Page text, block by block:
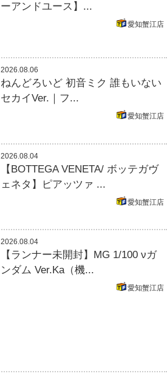
ーアンドユース】...
愛知蟹江店
2026.08.06
ねんどろいど 初音ミク 誰もいない
セカイVer.｜フ...
愛知蟹江店
2026.08.04
【BOTTEGA VENETA/ ボッテガヴ
ェネタ】ピアッツァ ...
愛知蟹江店
2026.08.04
【ランナー未開封】MG 1/100 νガ
ンダム Ver.Ka（機...
愛知蟹江店